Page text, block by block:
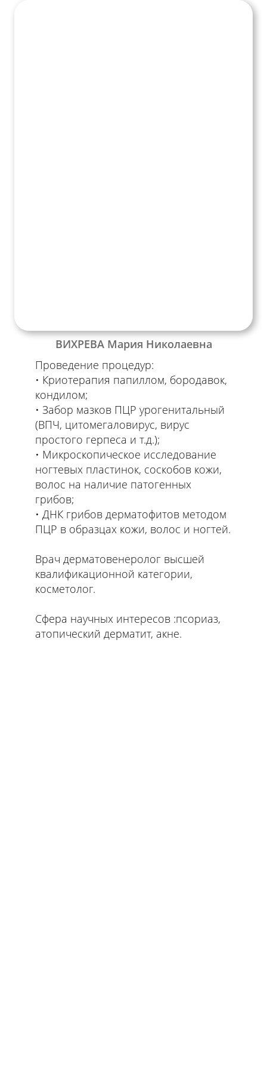
ВИХРЕВА Мария Николаевна
Проведение процедур:
Криотерапия папиллом, бородавок,
кондилом;
Забор мазков ПЦР урогенитальный
(ВПЧ, цитомегаловирус, вирус
простого герпеса и т.д.);
Микроскопическое исследование
ногтевых пластинок, соскобов кожи,
волос на наличие патогенных
грибов;
ДНК грибов дерматофитов методом
ПЦР в образцах кожи, волос и ногтей.
Врач дерматовенеролог высшей
квалификационной категории,
косметолог.
Сфера научных интересов :псориаз,
атопический дерматит, акне.